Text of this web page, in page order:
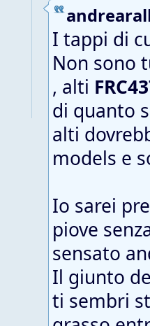
I tappi di
Non sono
, alti
di quanto
alti
models e
Io sarei
piove
sensato
Il giunto
ti sembri